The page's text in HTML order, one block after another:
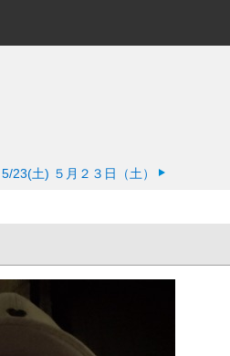
5/23(土) ５月２３日（土）